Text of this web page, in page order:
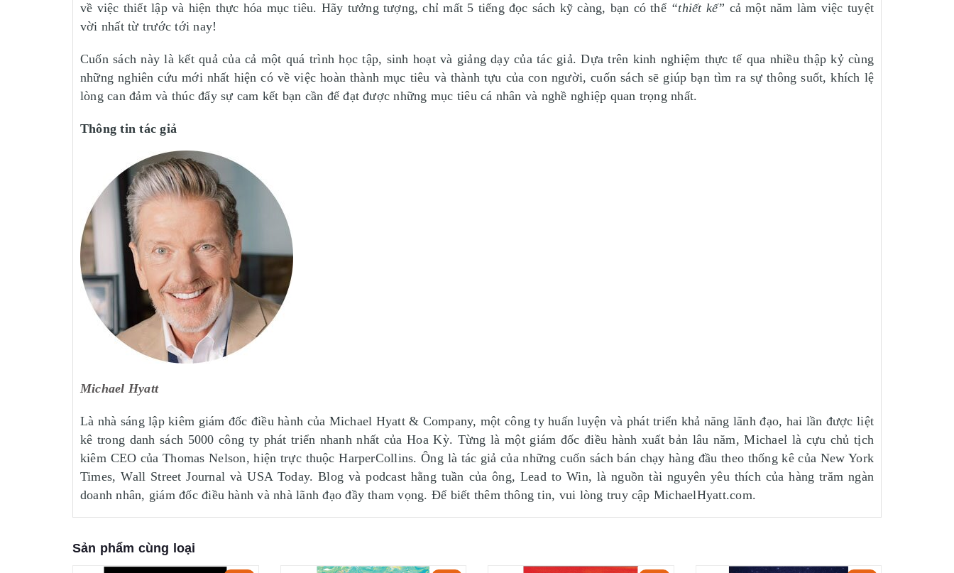
về việc thiết lập và hiện thực hóa mục tiêu. Hãy tưởng tượng, chỉ mất 5 tiếng đọc sách kỹ càng, bạn có thể “thiết kế” cả một năm làm việc tuyệt
vời nhất từ trước tới nay!
Cuốn sách này là kết quả của cả một quá trình học tập, sinh hoạt và giảng dạy của tác giả. Dựa trên kinh nghiệm thực tế qua nhiều thập kỷ cùng
những nghiên cứu mới nhất hiện có về việc hoàn thành mục tiêu và thành tựu của con người, cuốn sách sẽ giúp bạn tìm ra sự thông suốt, khích lệ
lòng can đảm và thúc đẩy sự cam kết bạn cần để đạt được những mục tiêu cá nhân và nghề nghiệp quan trọng nhất.
Thông tin tác giả
Michael Hyatt
Là nhà sáng lập kiêm giám đốc điều hành của Michael Hyatt & Company, một công ty huấn luyện và phát triển khả năng lãnh đạo, hai lần được liệt
kê trong danh sách 5000 công ty phát triển nhanh nhất của Hoa Kỳ. Từng là một giám đốc điều hành xuất bản lâu năm, Michael là cựu chủ tịch
kiêm CEO của Thomas Nelson, hiện trực thuộc HarperCollins. Ông là tác giả của những cuốn sách bán chạy hàng đầu theo thống kê của New York
Times, Wall Street Journal và USA Today. Blog và podcast hằng tuần của ông, Lead to Win, là nguồn tài nguyên yêu thích của hàng trăm ngàn
doanh nhân, giám đốc điều hành và nhà lãnh đạo đầy tham vọng. Để biết thêm thông tin, vui lòng truy cập MichaelHyatt.com.
Sản phẩm cùng loại